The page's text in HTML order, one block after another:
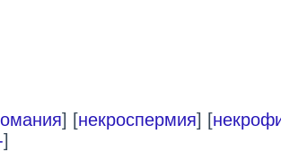
] [некроспермия] [
]